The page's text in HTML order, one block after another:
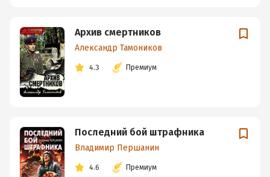
Архив смертников
Александр Тамоников
4.3 Премиум
Последний бой штрафника
Владимир Першанин
4.6 Премиум